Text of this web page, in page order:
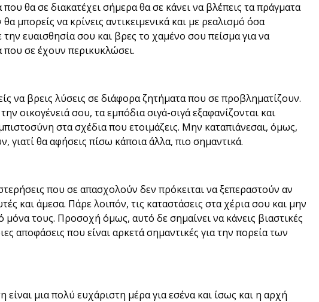
θα σε διακατέχει σήμερα θα σε κάνει να βλέπεις τα πράγματα
θα μπορείς να κρίνεις αντικειμενικά και με ρεαλισμό όσα
ευαισθησία σου και βρες το χαμένο σου πείσμα για να
που σε έχουν περικυκλώσει.
να βρεις λύσεις σε διάφορα ζητήματα που σε προβληματίζουν.
οικογένειά σου, τα εμπόδια σιγά-σιγά εξαφανίζονται και
στα σχέδια που ετοιμάζεις. Μην καταπιάνεσαι, όμως,
γιατί θα αφήσεις πίσω κάποια άλλα, πιο σημαντικά.
που σε απασχολούν δεν πρόκειται να ξεπεραστούν αν
και άμεσα. Πάρε λοιπόν, τις καταστάσεις στα χέρια σου και μην
τους. Προσοχή όμως, αυτό δε σημαίνει να κάνεις βιαστικές
αποφάσεις που είναι αρκετά σημαντικές για την πορεία των
μια πολύ ευχάριστη μέρα για εσένα και ίσως και η αρχή